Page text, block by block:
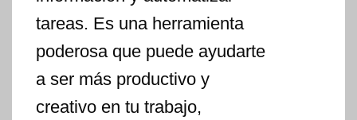
tareas. Es una herramienta
poderosa que puede ayudarte
a ser más productivo y
creativo en tu trabajo,